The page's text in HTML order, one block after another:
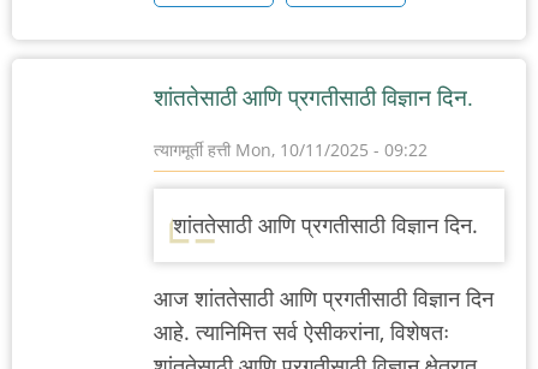
शांततेसाठी आणि प्रगतीसाठी विज्ञान दिन.
त्यागमूर्ती हत्ती Mon, 10/11/2025 - 09:22
शांततेसाठी आणि प्रगतीसाठी विज्ञान दिन.
आजशांततेसाठी आणि प्रगतीसाठी विज्ञान दिन
आहे. त्यानिमित्त सर्व ऐसीकरांना, विशेषतः